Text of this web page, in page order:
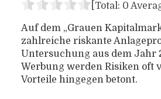
[Total: 0
Auf dem „Grauen
zahlreiche riskante
Untersuchung aus dem Jahr
Werbung werden Risiken oft
Vorteile hingegen betont.